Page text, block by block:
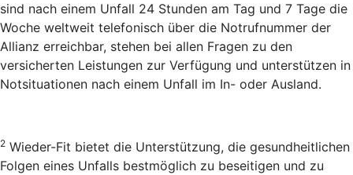
sind nach einem Unfall 24 Stunden am Tag und 7 Tage die
Woche weltweit telefonisch über die Notrufnummer der
Allianz erreichbar, stehen bei allen Fragen zu den
versicherten Leistungen zur Verfügung und unterstützen in
Notsituationen nach einem Unfall im In- oder Ausland.
2 Wieder-Fit bietet die Unterstützung, die gesundheitlichen
Folgen eines Unfalls bestmöglich zu beseitigen und zu